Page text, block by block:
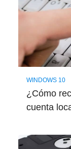
WINDOWS 10
¿Cómo
cuenta